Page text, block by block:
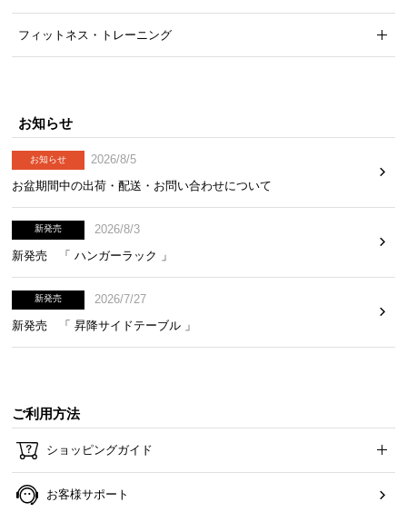
たっぷり収まる引き出し収納
フィットネス・トレーニング
お知らせ
お知らせ
2026/8/5
お盆期間中の出荷・配送・お問い合わせについて
新発売
2026/8/3
新発売 「 ハンガーラック 」
新発売
2026/7/27
新発売 「 昇降サイドテーブル 」
ご利用方法
ショッピングガイド
お客様サポート